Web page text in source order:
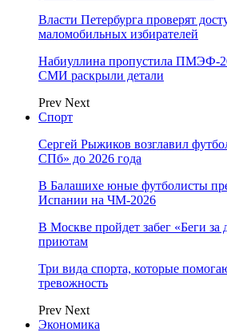
Власти Петербурга проверят
маломобильных избирателей
Набиуллина пропустила ПМЭФ-
СМИ раскрыли детали
Prev Next
Спорт
Сергей Рыжиков возглавил
СПб» до 2026 года
В Балашихе юные футболисты
Испании на ЧМ-2026
В Москве пройдет забег «Беги
приютам
Три вида спорта, которые
тревожность
Prev Next
Экономика